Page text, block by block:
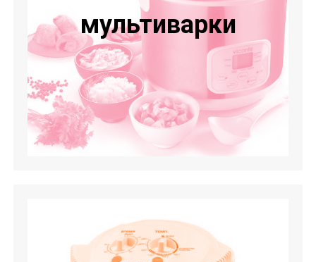
мультиварки